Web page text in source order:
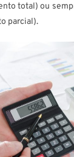
total) ou
parcial).